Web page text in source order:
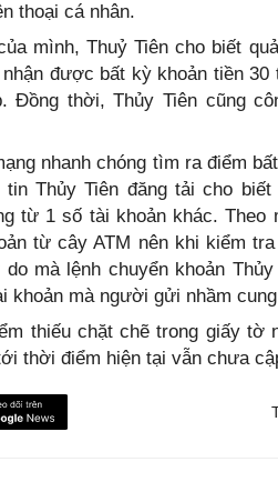
thoại cá nhân.
mình, Thuỷ Tiên cho biết
được bất kỳ khoản tiền
Đồng thời, Thủy Tiên cũng
nhanh chóng tìm ra điểm
tin Thủy Tiên đăng tải cho
từ 1 số tài khoản khác.
từ cây ATM nên khi kiểm
mà lệnh chuyển khoản
khoản mà người gửi nhầm
thiếu chặt chẽ trong giấy tờ
thời điểm hiện tại vẫn chưa